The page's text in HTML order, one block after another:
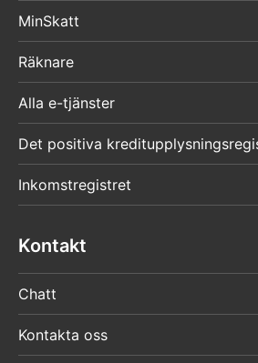
MinSkatt
Räknare
Alla e-tjänster
Det positiva
Inkomstregistret
Kontakt
Chatt
Kontakta oss